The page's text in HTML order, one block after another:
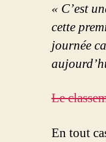
« C’est
cette
journée
Le
En tout